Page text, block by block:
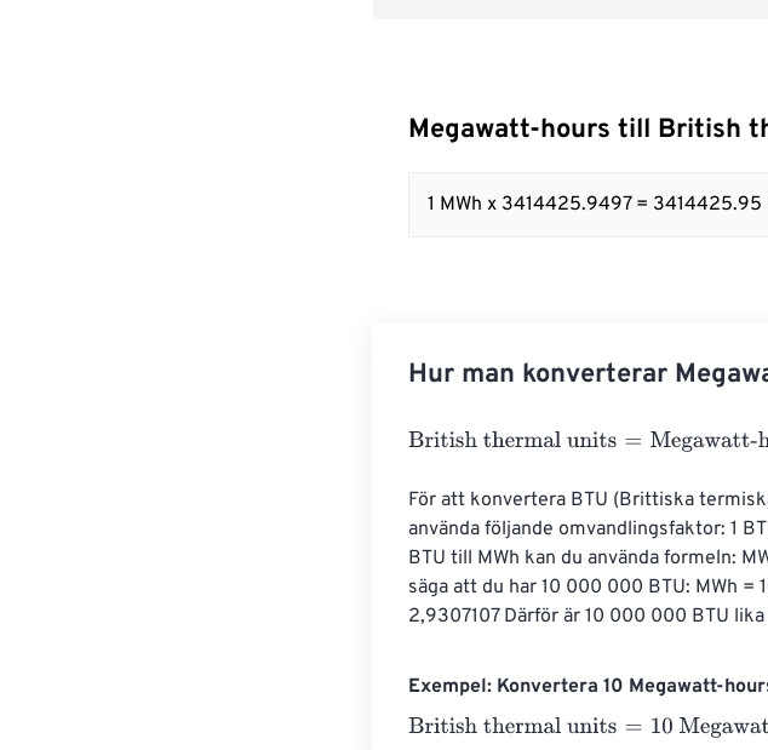
Megawatt-hours till British
1 MWh x 3414425.9497 = 3414425.95
Hur man konverterar
British thermal units=Megawatt-hours×
För att konvertera BTU (Brittiska
använda följande omvandlingsfaktor: 1
BTU till MWh kan du använda formeln:
säga att du har 10 000 000 BTU: MWh
2,9307107 Därför är 10 000 000 BTU
Exempel: Konvertera 10 Megawatt-
British thermal units=10 Megawatt-hours